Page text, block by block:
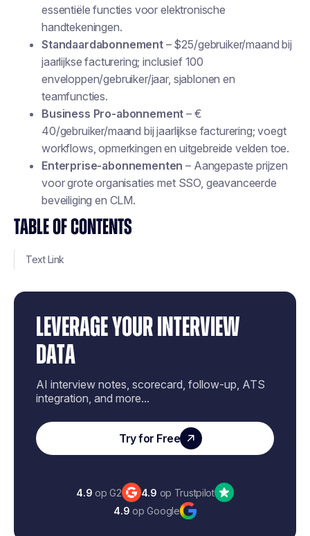
TABLE OF CONTENTS
Text Link
LEVERAGE YOUR INTERVIEW
DATA
AI interview notes, scorecard, follow-up, ATS
integration, and more...
Try for Free
4.9 op G2 4.9 op Trustpilot
4.9 op Google
essentiële functies voor elektronische
handtekeningen.
Standaardabonnement– $25/gebruiker/maand bij
jaarlijkse facturering; inclusief 100
enveloppen/gebruiker/jaar, sjablonen en
teamfuncties.
Business Pro-abonnement – €
40/gebruiker/maand bij jaarlijkse facturering; voegt
workflows, opmerkingen en uitgebreide velden toe.
Enterprise-abonnementen – Aangepaste prijzen
voor grote organisaties met SSO, geavanceerde
beveiliging en CLM.